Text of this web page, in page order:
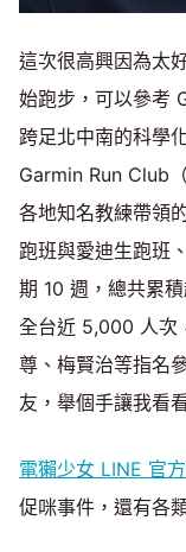
這次很高興因為太
始跑步，可以參考
跨足北中南的科學
Garmin Run Club
各地知名教練帶領
跑班與愛迪生跑班
期 10 週，總共累
全台近 5,000 人次
尊、梅賢治等指名
友，舉個手讓我看
電獺少女 LINE 官
促咪事件，還有各